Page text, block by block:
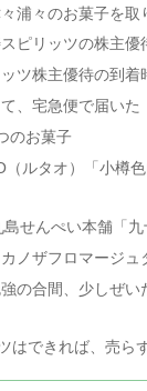
浦々のお菓子を取
ピリッツの株主優
ツ株主優待の到着
、宅急便で届いた
のお菓子
（ルタオ）「小樽
島せんぺい本舗「九
ノザフロマージュ
の合間、少しぜい
はできれば、売ら